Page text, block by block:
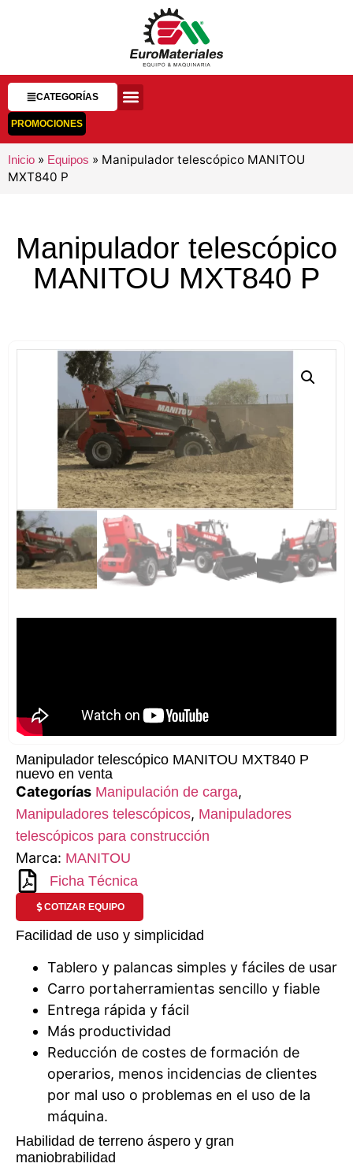
CATEGORÍAS
PROMOCIONES
Inicio » Equipos » Manipulador telescópico MANITOU
MXT840 P
Manipulador telescópico
MANITOU MXT840 P
Manipulador telescópico MANITOU MXT840 P
nuevo en venta
Categorías Manipulación de carga,
Manipuladores telescópicos, Manipuladores
telescópicos para construcción
Marca: MANITOU
Ficha Técnica
COTIZAR EQUIPO
Facilidad de uso y simplicidad
Tablero y palancas simples y fáciles de usar
Carro portaherramientas sencillo y fiable
Entrega rápida y fácil
Más productividad
Reducción de costes de formación de
operarios, menos incidencias de clientes
por mal uso o problemas en el uso de la
máquina.
Habilidad de terreno áspero y gran
maniobrabilidad